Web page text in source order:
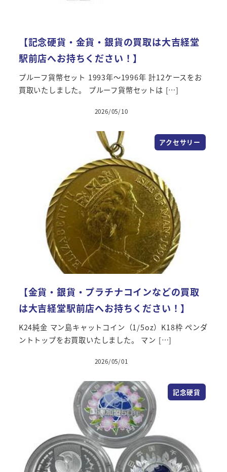
【記念硬貨・金貨・銀貨の買取は大吉経堂
駅前店へお持ちください！】
プルーフ貨幣セット 1993年～1996年 計12ケースをお
買取いたしました。 プルーフ貨幣セットは […]
2026/05/10
アクセサリー
【金貨・銀貨・プラチナコインなどの買取
は大吉経堂駅前店へお持ちください！】
K24純金 マン島キャットコイン（1/5oz）K18枠 ペンダ
ントトップをお買取いたしました。 マン […]
2026/05/01
記念硬貨